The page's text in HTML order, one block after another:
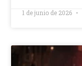
1 de junio de 2026